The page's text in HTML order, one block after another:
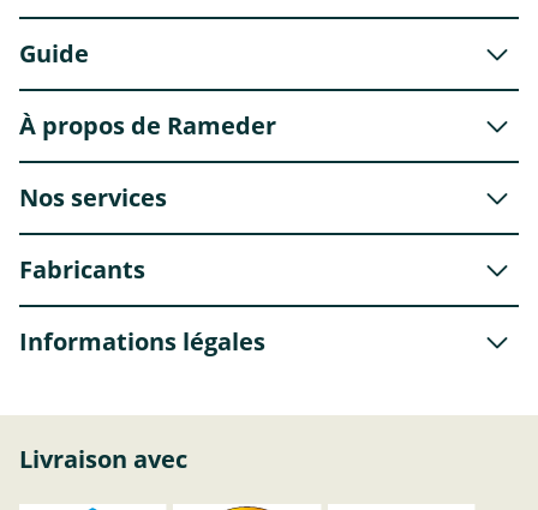
Guide
À propos de Rameder
Nos services
Fabricants
Informations légales
Livraison avec